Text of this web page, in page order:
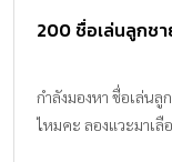
200 ชื่อเล่นลูกช
กำลังมองหา ชื่อเล่น
ไหมคะ ลองแวะมาเ